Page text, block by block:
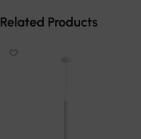
Related Products